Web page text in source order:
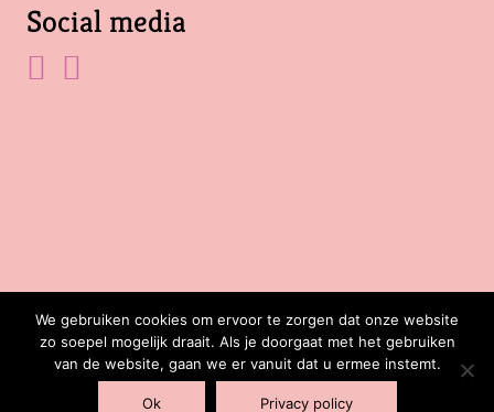
Social media
We gebruiken cookies om ervoor te zorgen dat onze website
zo soepel mogelijk draait. Als je doorgaat met het gebruiken
van de website, gaan we er vanuit dat u ermee instemt.
Ok Privacy policy